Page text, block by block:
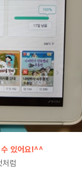
수 있어요!^^
럼